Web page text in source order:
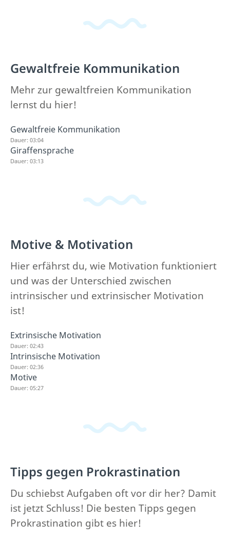
Gewaltfreie Kommunikation
Mehr zur gewaltfreien Kommunikation
lernst du hier!
Gewaltfreie Kommunikation
Dauer: 03:04
Giraffensprache
Dauer: 03:13
Motive & Motivation
Hier erfährst du, wie Motivation funktioniert
und was der Unterschied zwischen
intrinsischer und extrinsischer Motivation
ist!
Extrinsische Motivation
Dauer: 02:43
Intrinsische Motivation
Dauer: 02:36
Motive
Dauer: 05:27
Tipps gegen Prokrastination
Du schiebst Aufgaben oft vor dir her? Damit
ist jetzt Schluss! Die besten Tipps gegen
Prokrastination gibt es hier!